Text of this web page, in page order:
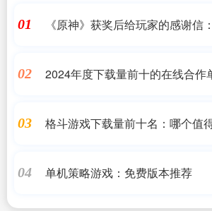
01
《原神》获奖后给玩家的感谢信
02
2024年度下载量前十的在线合作
03
格斗游戏下载量前十名：哪个值
04 单机策略游戏：免费版本推荐